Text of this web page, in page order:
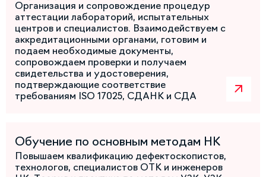
Организация и сопровождение процедур
аттестации лабораторий, испытательных
центров и специалистов. Взаимодействуем с
аккредитационными органами, готовим и
подаем необходимые документы,
сопровождаем проверки и получаем
свидетельства и удостоверения,
подтверждающие соответствие
требованиям ISO 17025, СДАНК и СДА
Обучение по основным методам НК
Повышаем квалификацию дефектоскопистов,
технологов, специалистов ОТК и инженеров